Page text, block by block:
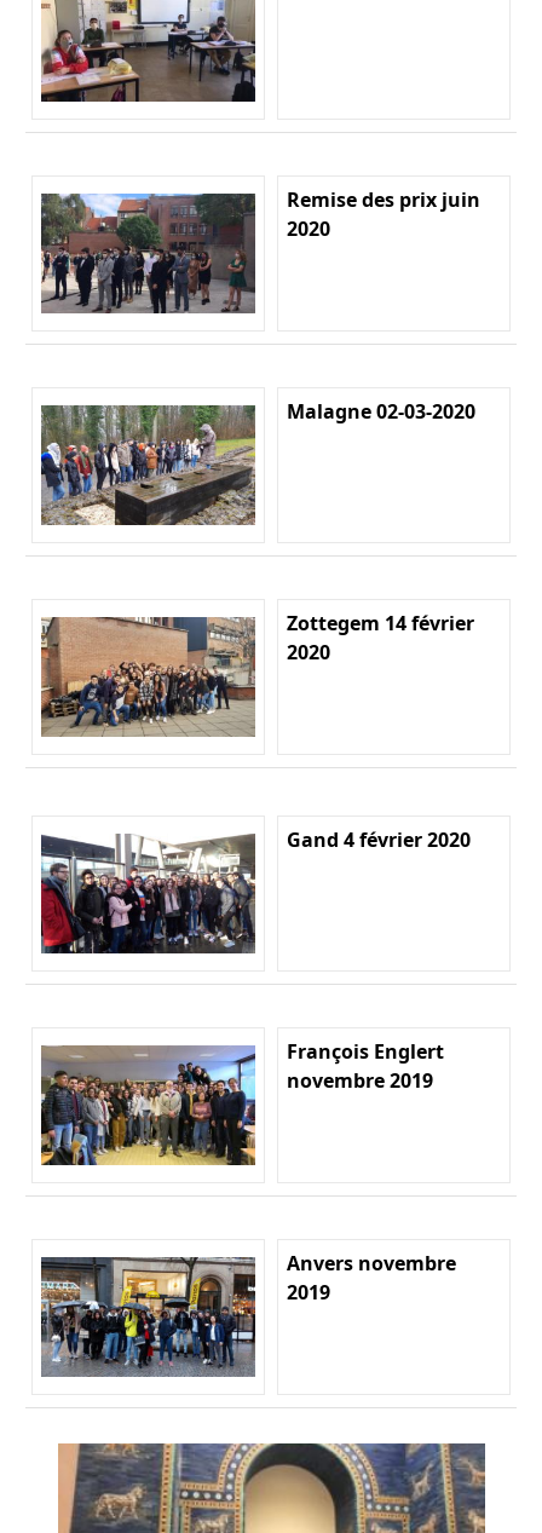
Remise des prix juin
2020
Malagne 02-03-2020
Zottegem 14 février
2020
Gand 4 février 2020
François Englert
novembre 2019
Anvers novembre
2019